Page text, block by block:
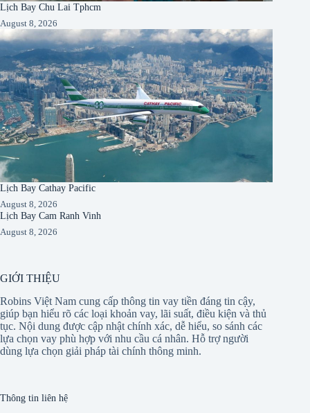
Lịch Bay Chu Lai Tphcm
August 8, 2026
Lịch Bay Cathay Pacific
August 8, 2026
Lịch Bay Cam Ranh Vinh
August 8, 2026
GIỚI THIỆU
Robins Việt Nam cung cấp thông tin vay tiền đáng tin cậy,
giúp bạn hiểu rõ các loại khoản vay, lãi suất, điều kiện và thủ
tục. Nội dung được cập nhật chính xác, dễ hiểu, so sánh các
lựa chọn vay phù hợp với nhu cầu cá nhân. Hỗ trợ người
dùng lựa chọn giải pháp tài chính thông minh.
Thông tin liên hệ